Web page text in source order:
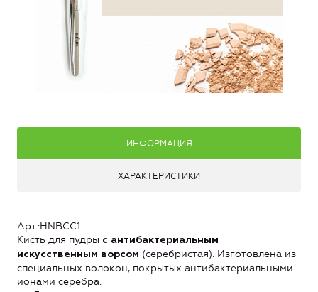
ИНФОРМАЦИЯ
ХАРАКТЕРИСТИКИ
Арт.:HNBCC1
Кисть для пудры с антибактериальным
искусственным ворсом (серебристая). Изготовлена из
специальных волокон, покрытых антибактериальными
ионами серебра.